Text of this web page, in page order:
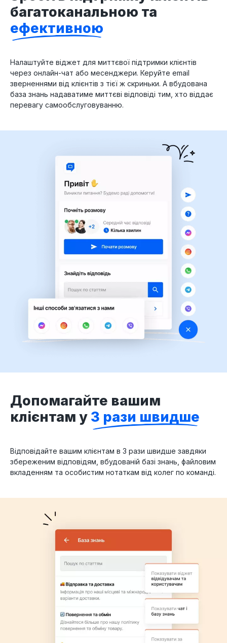
багатоканальною та
ефективною
Налаштуйте віджет для миттєвої підтримки клієнтів
через онлайн-чат або месенджери. Керуйте email
зверненнями від клієнтів з тієї ж скриньки. А вбудована
база знань надаватиме миттєві відповіді тим, хто віддає
перевагу самообслуговуванню.
Допомагайте вашим
клієнтам у 3 рази швидше
Відповідайте вашим клієнтам в 3 рази швидше завдяки
збереженим відповідям, вбудованій базі знань, файловим
вкладенням та особистим нотаткам від колег по команді.